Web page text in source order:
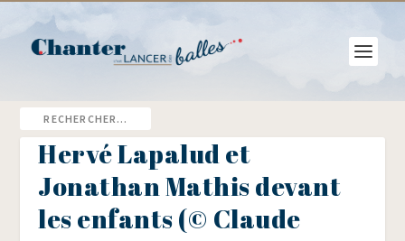
Hervé Lapalud et
Jonathan Mathis devant
les enfants (© Claude